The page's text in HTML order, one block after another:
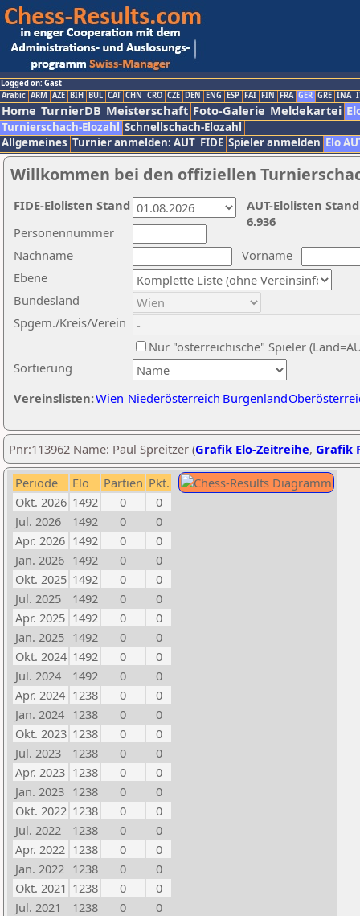
Logged on: Gast
Arabic ARM AZE BIH BUL CAT CHN CRO CZE DEN ENG ESP FAI FIN FRA GER GRE INA
Home TurnierDB Meisterschaft Foto-Galerie Meldekartei
Turnierschach-Elozahl Schnellschach-Elozahl
Allgemeines Turnier anmelden: AUT FIDE Spieler anmelden Elo
Willkommen bei den offiziellen
Nachname
Vorname
Ebene
Sortierung
Personennummer
Bundesland
Spgem./Kreis/Verein
Nur "österreichische" Spieler
Vereinslisten:Wien Niederösterreich Burgenland
AUT-Elolisten
6.936
FIDE-Elolisten Stand
Pnr:113962 Name: Paul Spreitzer (Grafik Elo-Zeitreihe, Grafik
Periode Elo Partien Pkt.
Okt. 2026 1492 0
0
Jul. 2026
1492 0
0
Apr. 2026 1492 0
0
Jan. 2026 1492 0
0
Okt. 2025 1492 0
0
Jul. 2025
1492 0
0
Apr. 2025 1492 0
0
Jan. 2025 1492 0
0
Okt. 2024 1492 0
0
Jul. 2024
1492 0
0
Apr. 2024 1238 0
0
Jan. 2024 1238 0
0
Okt. 2023 1238 0
0
Jul. 2023
1238 0
0
Apr. 2023 1238 0
0
Jan. 2023 1238 0
0
Okt. 2022 1238 0
0
Jul. 2022
1238 0
0
Apr. 2022 1238 0
0
Jan. 2022 1238 0
0
Okt. 2021 1238 0
0
Jul. 2021
1238 0
0